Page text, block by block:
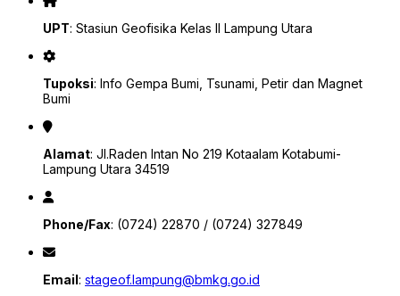
UPT: Stasiun Geofisika Kelas II Lampung Utara
Tupoksi: Info Gempa Bumi, Tsunami, Petir dan Magnet
Bumi
Alamat: Jl.Raden Intan No 219 Kotaalam Kotabumi-
Lampung Utara 34519
Phone/Fax: (0724) 22870 / (0724) 327849
Email: stageof.lampung@bmkg.go.id